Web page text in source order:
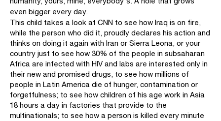
even bigger every day.
This child takes a look at CNN to see how Iraq is on fire,
while the person who did it, proudly declares his action and
thinks on doing it again with Iran or Sierra Leona, or your
country just to see how 30% of the people in subsaharan
Africa are infected with HIV and labs are interested only in
their new and promised drugs, to see how millions of
people in Latin America die of hunger, contamination or
forgetfulness; to see how children of his age work in Asia
18 hours a day in factories that provide to the
multinationals; to see how a person is killed every minute